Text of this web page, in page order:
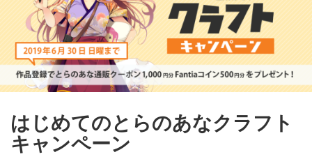
はじめてのとらのあなクラフト
キャンペーン